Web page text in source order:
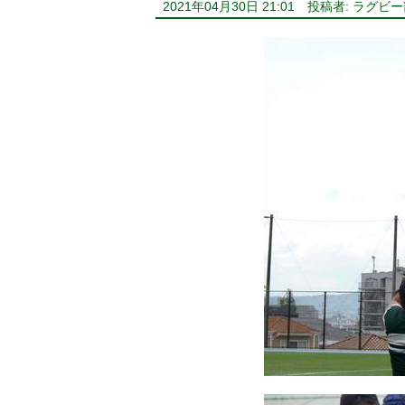
2021年04月30日 21:01 投稿者: ラグビー